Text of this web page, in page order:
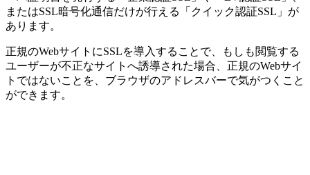
またはSSL暗号化通信だけが行える「クイック認証SSL」が
あります。
正規のWebサイトにSSLを導入することで、もしも閲覧する
ユーザーが不正なサイトへ誘導された場合、正規のWebサイ
トではないことを、ブラウザのアドレスバーで気がつくこと
ができます。